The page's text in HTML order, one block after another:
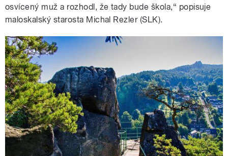
osvícený muž a rozhodl, že tady bude škola,“ popisuje
maloskalský starosta Michal Rezler (SLK).